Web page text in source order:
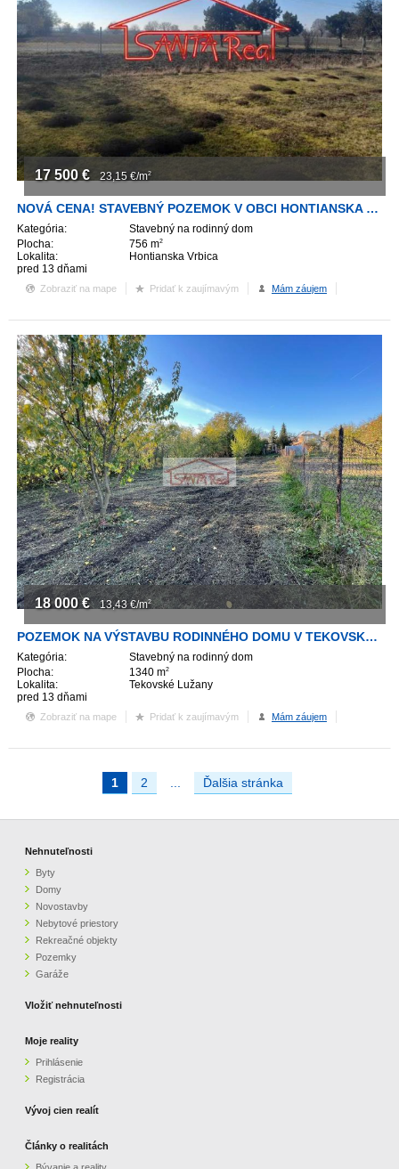
NOVÁ CENA! STAVEBNÝ POZEMOK V OBCI HONTIANSKA VRBICA
Kategória:
Stavebný na rodinný dom
Plocha:
756 m2
Lokalita:
Hontianska Vrbica
pred 13 dňami
17 500 € 23,15 €/m2
Zobraziť na mape Pridať k zaujímavým Mám záujem
POZEMOK NA VÝSTAVBU RODINNÉHO DOMU V TEKOVSKÝCH LUŽANOCH
Kategória:
Stavebný na rodinný dom
Plocha:
1340 m2
Lokalita:
Tekovské Lužany
pred 13 dňami
18 000 € 13,43 €/m2
Zobraziť na mape Pridať k zaujímavým Mám záujem
1 2 Ďalšia stránka
Nehnuteľnosti
Byty
Domy
Novostavby
Nebytové priestory
Rekreačné objekty
Pozemky
Garáže
Vložiť nehnuteľnosti
Moje reality
Prihlásenie
Registrácia
Vývoj cien realít
Články o realitách